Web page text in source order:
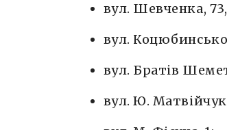
вул. Шевченка, 73,
вул.
вул. Братів
вул. Ю.